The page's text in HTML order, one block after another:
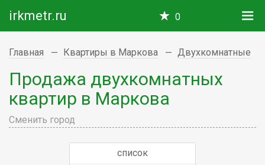
irkmetr.ru 0
Главная Квартиры в Маркова Двухкомнатные
Продажа двухкомнатных
квартир в Маркова
Сменить город
список